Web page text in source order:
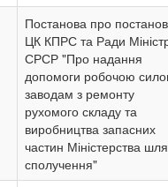
Постанова про
ЦК КПРС та Ради
СРСР "Про надання
допомоги робочою
заводам з ремонту
рухомого складу та
виробництва запасних
частин Міністерства
сполучення"